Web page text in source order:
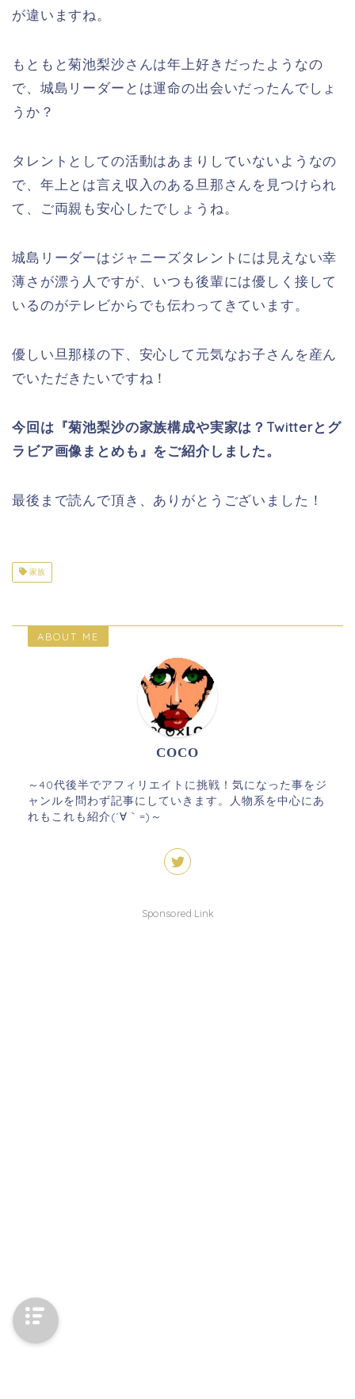
が違いますね。
もともと菊池梨沙さんは年上好きだったようなの
で、城島リーダーとは運命の出会いだったんでしょ
うか？
タレントとしての活動はあまりしていないようなの
で、年上とは言え収入のある旦那さんを見つけられ
て、ご両親も安心したでしょうね。
城島リーダーはジャニーズタレントには見えない幸
薄さが漂う人ですが、いつも後輩には優しく接して
いるのがテレビからでも伝わってきています。
優しい旦那様の下、安心して元気なお子さんを産ん
でいただきたいですね！
今回は『菊池梨沙の家族構成や実家は？Twitterとグ
ラビア画像まとめも』をご紹介しました。
最後まで読んで頂き、ありがとうございました！
家族
ABOUT ME
COCO
～40代後半でアフィリエイトに挑戦！気になった事をジ
ャンルを問わず記事にしていきます。人物系を中心にあ
れもこれも紹介(´∀｀=)～
Sponsored Link